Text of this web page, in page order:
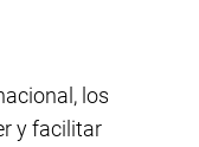
los
y facilitar